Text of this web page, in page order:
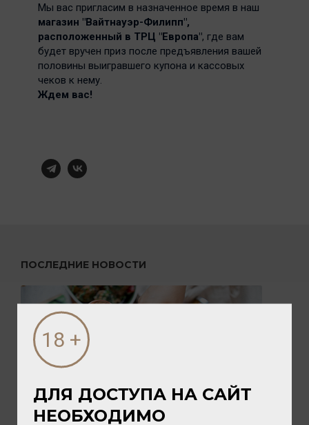
Мы вас пригласим в назначенное время в наш
магазин "Вайтнауэр-Филипп",
расположенный в ТРЦ "Европа", где вам
будет вручен приз после предъявления вашей
половины выигравшего купона и кассовых
чеков к нему.
Ждем вас!
ПОСЛЕДНИЕ НОВОСТИ
ДЛЯ ДОСТУПА НА САЙТ
НЕОБХОДИМО